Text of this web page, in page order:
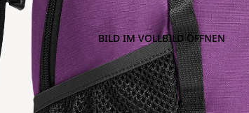
BILD IM VOLLBILD ÖFFNEN